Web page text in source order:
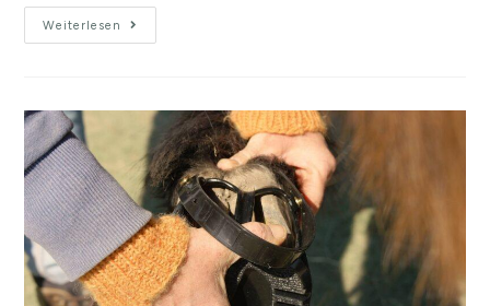
Weiterlesen